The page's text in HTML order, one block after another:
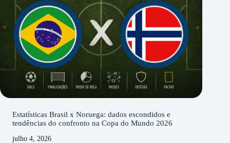
Estatísticas Brasil x Noruega: dados escondidos e
tendências do confronto na Copa do Mundo 2026
julho 4, 2026